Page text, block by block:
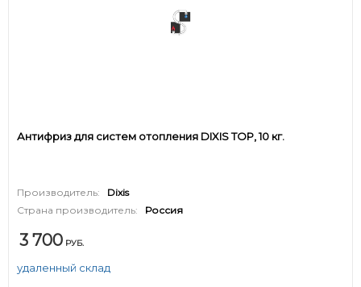
Антифриз для систем отопления DIXIS TOP, 10 кг.
Производитель:
Dixis
Страна производитель:
Россия
3 700 РУБ.
удаленный склад